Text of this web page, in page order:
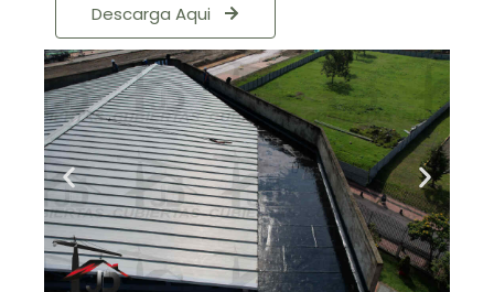
Descarga Aqui